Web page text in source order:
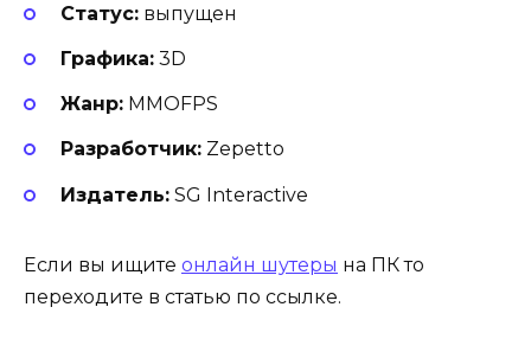
Статус:выпущен
Графика:3D
Жанр:MMOFPS
Разработчик:Zepetto
Издатель:SG Interactive
Если вы ищите онлайн шутеры на ПК то
переходите в статью по ссылке.